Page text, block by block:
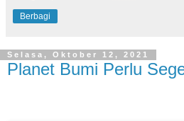
Berbagi
Selasa, Oktober 12, 2021
Planet Bumi Perlu